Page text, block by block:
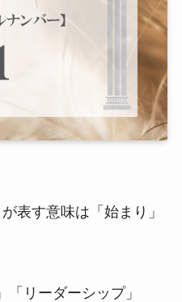
表す意味は「始まり」
リーダーシップ」